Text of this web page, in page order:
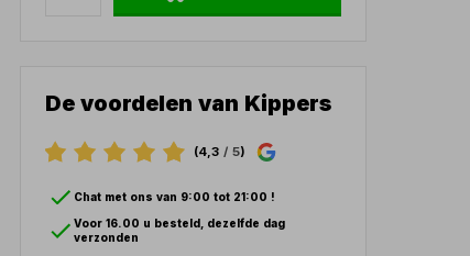
De voordelen van Kippers
(4,3/ 5)
Chat met ons van 9:00 tot 21:00 !
Voor 16.00 u besteld, dezelfde dag
verzonden